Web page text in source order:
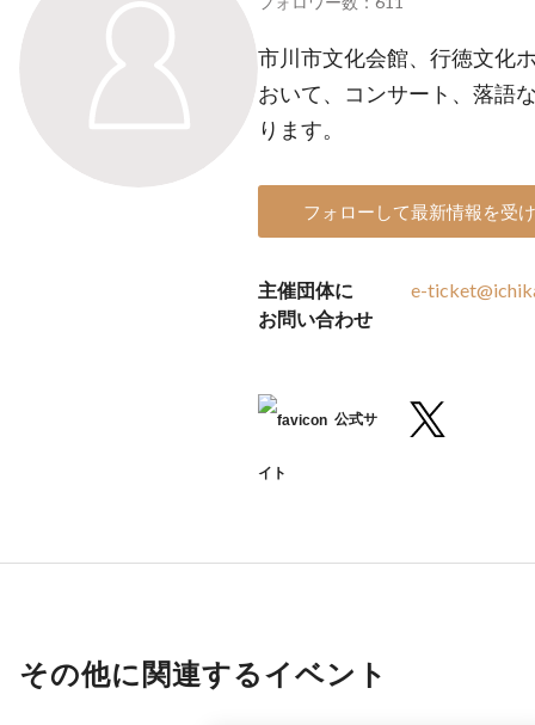
市川市文化会館、行徳文化
おいて、コンサート、落語
ります。
フォローして最新情報を受
主催団体に
お問い合わせ
e-
公式サ
イト
その他に関連するイベント